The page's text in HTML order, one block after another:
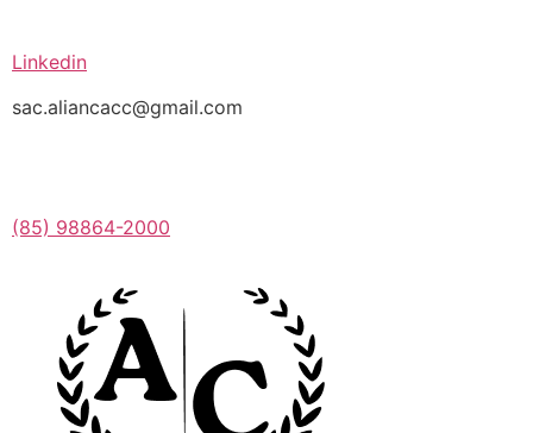
Linkedin
sac.aliancacc@gmail.com
(85) 98864-2000